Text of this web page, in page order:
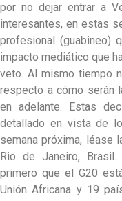
por no dejar entrar a
interesantes, en estas
profesional (guabineo)
impacto mediático que
veto. Al mismo tiempo
respecto a cómo serán
en adelante. Estas
detallado en vista de
semana próxima, léase
Rio de Janeiro,
primero que el G20
Unión Africana y 19